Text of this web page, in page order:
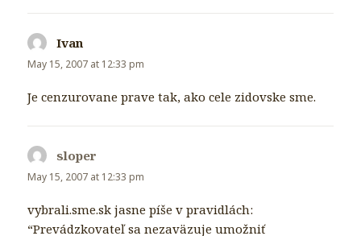
Ivan
May 15, 2007 at 12:33 pm
Je cenzurovane prave tak, ako cele zidovske sme.
sloper
May 15, 2007 at 12:33 pm
vybrali.sme.sk jasne píše v pravidlách:
“Prevádzkovateľ sa nezaväzuje umožniť